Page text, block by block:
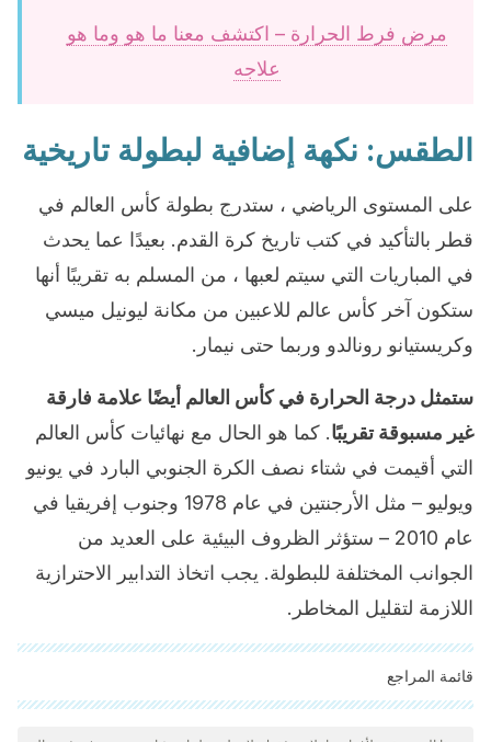
مرض فرط الحرارة – اكتشف معنا ما هو وما هو
علاجه
الطقس: نكهة إضافية لبطولة تاريخية
على المستوى الرياضي ، ستدرج بطولة كأس العالم في
قطر بالتأكيد في كتب تاريخ كرة القدم. بعيدًا عما يحدث
في المباريات التي سيتم لعبها ، من المسلم به تقريبًا أنها
ستكون آخر كأس عالم للاعبين من مكانة ليونيل ميسي
وكريستيانو رونالدو وربما حتى نيمار.
ستمثل درجة الحرارة في كأس العالم أيضًا علامة فارقة
غير مسبوقة تقريبًا. كما هو الحال مع نهائيات كأس العالم
التي أقيمت في شتاء نصف الكرة الجنوبي البارد في يونيو
ويوليو – مثل الأرجنتين في عام 1978 وجنوب إفريقيا في
عام 2010 – ستؤثر الظروف البيئية على العديد من
الجوانب المختلفة للبطولة. يجب اتخاذ التدابير الاحترازية
اللازمة لتقليل المخاطر.
قائمة المراجع
"تمت مراجعة جميع المصادر المذكورة بعناية شديدة من قبل فريقنا